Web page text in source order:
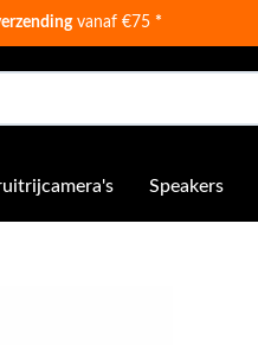
vanaf €75 *
Speakers